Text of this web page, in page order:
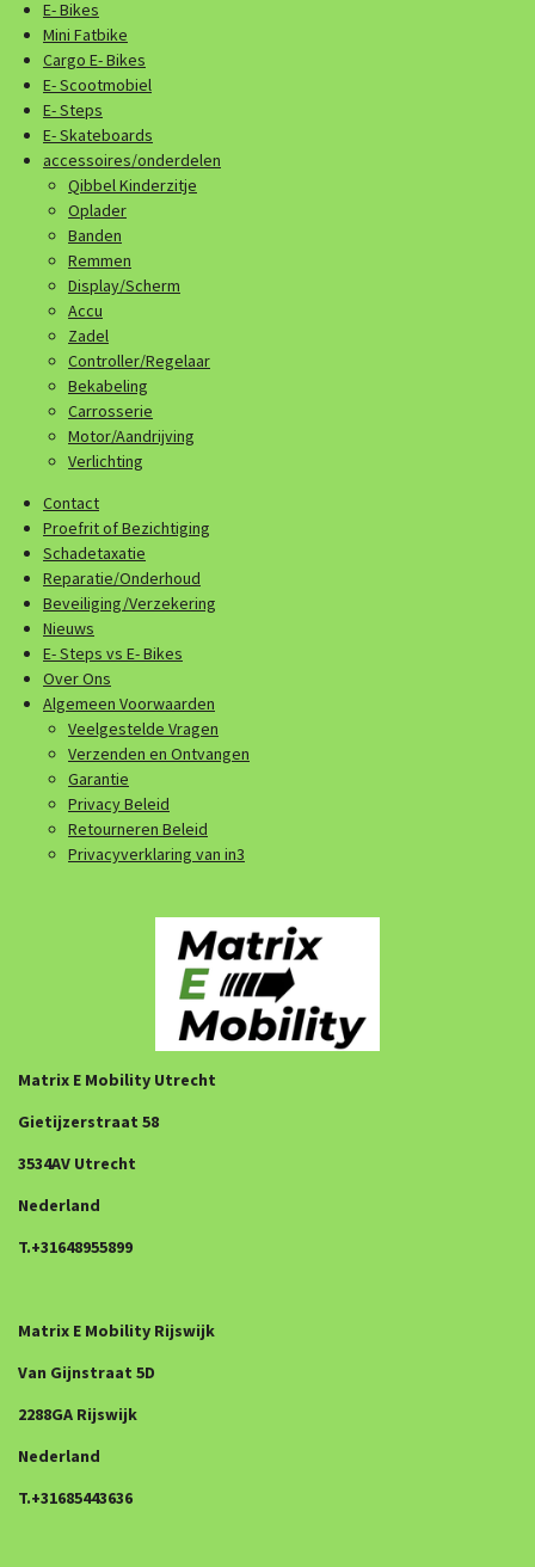
E- Bikes
Mini Fatbike
Cargo E- Bikes
E- Scootmobiel
E- Steps
E- Skateboards
accessoires/onderdelen
Qibbel Kinderzitje
Oplader
Banden
Remmen
Display/Scherm
Accu
Zadel
Controller/Regelaar
Bekabeling
Carrosserie
Motor/Aandrijving
Verlichting
Contact
Proefrit of Bezichtiging
Schadetaxatie
Reparatie/Onderhoud
Beveiliging/Verzekering
Nieuws
E- Steps vs E- Bikes
Over Ons
Algemeen Voorwaarden
Veelgestelde Vragen
Verzenden en Ontvangen
Garantie
Privacy Beleid
Retourneren Beleid
Privacyverklaring van in3
Matrix E Mobility Utrecht
Gietijzerstraat 58
3534AV Utrecht
Nederland
T.+31648955899
Matrix E Mobility Rijswijk
Van Gijnstraat 5D
2288GA Rijswijk
Nederland
T.+31685443636